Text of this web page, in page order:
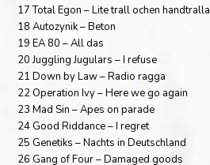
17 Total Egon – Lite trall ochen handtralla
18 Autozynik – Beton
19 EA 80 – All das
20 Juggling Jugulars – I refuse
21 Down by Law – Radio ragga
22 Operation Ivy – Here we go again
23 Mad Sin – Apes on parade
24 Good Riddance – I regret
25 Genetiks – Nachts in Deutschland
26 Gang of Four – Damaged goods